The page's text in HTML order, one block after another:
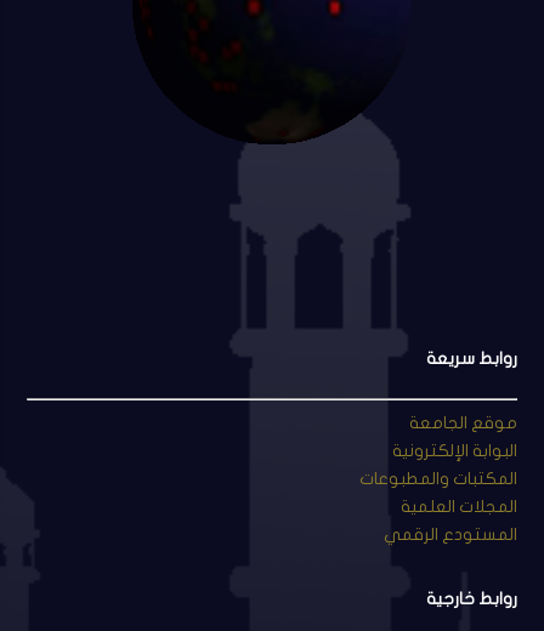
روابط سريعة
موقع الجامعة
البوابة الإلكترونية
المكتبات والمطبوعات
المجلات العلمية
المستودع الرقمي
روابط خارجية